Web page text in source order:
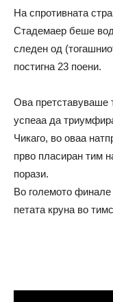
На спротивната
Стадемаер беше
следен од
постигна 23 поени.
Ова претставуваше
успеаа да
Чикаго, во оваа
прво пласиран тим
порази.
Во големото финале
петата круна во